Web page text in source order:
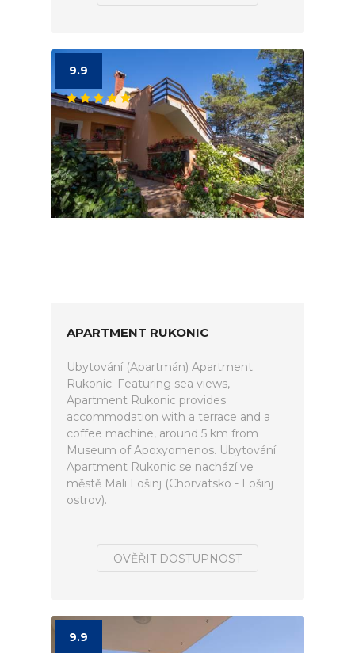
9.9
APARTMENT RUKONIC
Ubytování (Apartmán) Apartment
Rukonic. Featuring sea views,
Apartment Rukonic provides
accommodation with a terrace and a
coffee machine, around 5 km from
Museum of Apoxyomenos. Ubytování
Apartment Rukonic se nachází ve
městě Mali Lošinj (Chorvatsko - Lošinj
ostrov).
OVĚŘIT DOSTUPNOST
9.9